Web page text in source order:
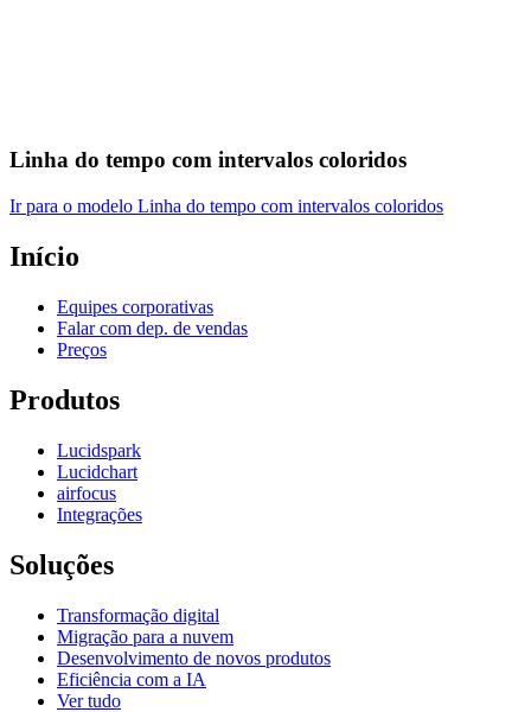
Linha do tempo com intervalos coloridos
Ir para o modelo Linha do tempo com intervalos coloridos
Início
Equipes corporativas
Falar com dep. de vendas
Preços
Produtos
Lucidspark
Lucidchart
airfocus
Integrações
Soluções
Transformação digital
Migração para a nuvem
Desenvolvimento de novos produtos
Eficiência com a IA
Ver tudo